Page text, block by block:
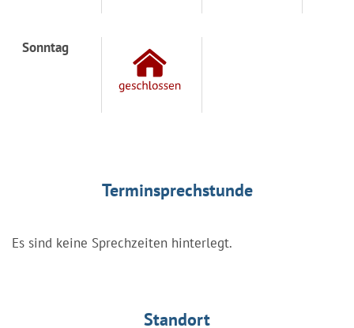
Sonntag
Terminsprechstunde
Es sind keine Sprechzeiten hinterlegt.
Standort